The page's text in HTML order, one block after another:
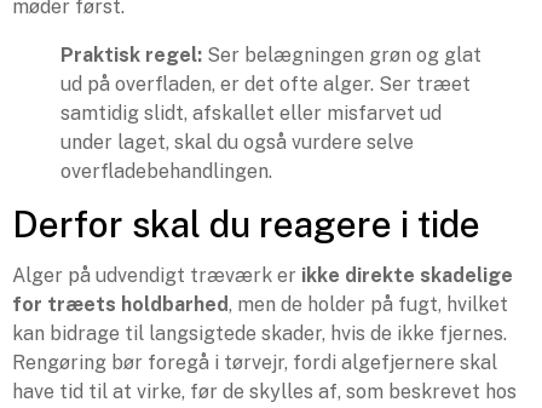
møder først.
Praktisk regel: Ser belægningen grøn og glat
ud på overfladen, er det ofte alger. Ser træet
samtidig slidt, afskallet eller misfarvet ud
under laget, skal du også vurdere selve
overfladebehandlingen.
Derfor skal du reagere i tide
Alger på udvendigt træværk er ikke direkte skadelige
for træets holdbarhed, men de holder på fugt, hvilket
kan bidrage til langsigtede skader, hvis de ikke fjernes.
Rengøring bør foregå i tørvejr, fordi algefjernere skal
have tid til at virke, før de skylles af, som beskrevet hos